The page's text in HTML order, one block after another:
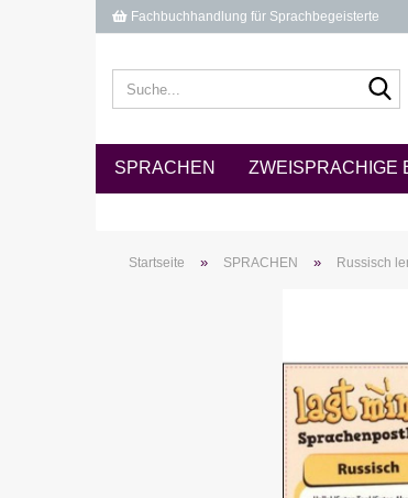
Fachbuchhandlung für Sprachbegeisterte
SPRACHEN ZWEISPRACHIGE
Startseite » SPRACHEN » Russisch